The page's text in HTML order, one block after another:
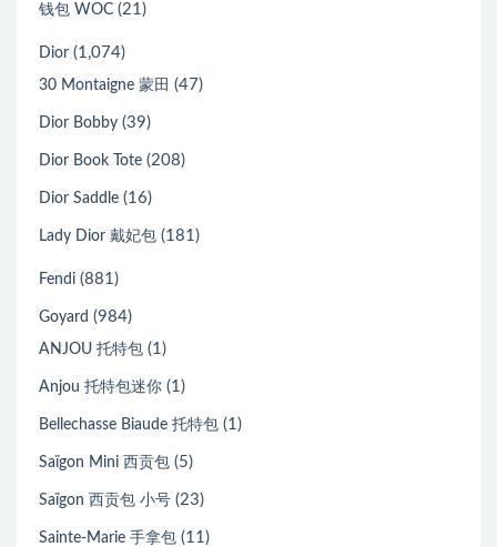
钱包 WOC (21)
Dior (1,074)
30 Montaigne 蒙田 (47)
Dior Bobby (39)
Dior Book Tote (208)
Dior Saddle (16)
Lady Dior 戴妃包 (181)
Fendi (881)
Goyard (984)
ANJOU 托特包 (1)
Anjou 托特包迷你 (1)
Bellechasse Biaude 托特包 (1)
Saïgon Mini 西贡包 (5)
Saïgon 西贡包 小号 (23)
Sainte-Marie 手拿包 (11)